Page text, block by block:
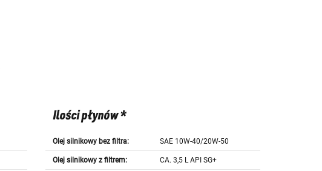
Ilości płynów *
Olej silnikowy bez filtra: SAE 10W-40/20W-50
Olej silnikowy z filtrem: CA. 3,5 L API SG+